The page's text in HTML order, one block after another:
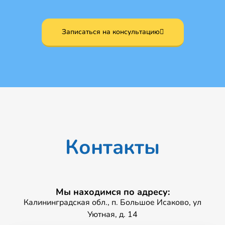
Записаться на консультацию
Контакты
Мы находимся по адресу:
Калининградская обл., п. Большое Исаково, ул
Уютная, д. 14